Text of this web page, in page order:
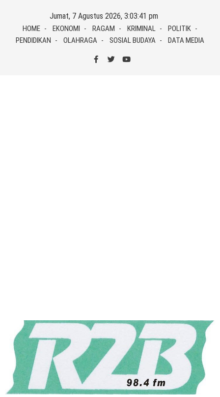
content
Jumat, 7 Agustus 2026, 3:03:41 pm
HOME EKONOMI RAGAM KRIMINAL
POLITIK
PENDIDIKAN
OLAHRAGA SOSIAL BUDAYA DATA MEDIA